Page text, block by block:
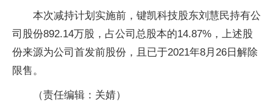
本次减持计划实施前，键凯科技股东刘慧民持有公
司股份892.14万股，占公司总股本的14.87%，上述股
份来源为公司首发前股份，且已于2021年8月26日解除
限售。
（责任编辑：关婧）